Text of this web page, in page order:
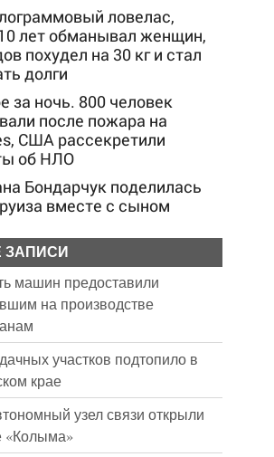
ловелас,
лет обманывал женщин,
похудел на 30 кг и стал
долги
за ночь. 800 человек
после пожара на
США рассекретили
об НЛО
Бондарчук поделилась
вместе с сыном
ЗАПИСИ
машин предоставили
на производстве
участков подтопило в
крае
узел связи открыли
«Колыма»